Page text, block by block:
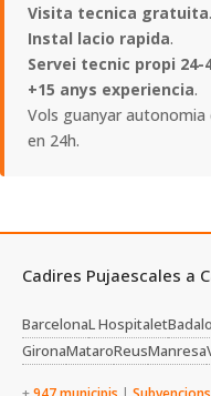
Visita tecnica gratuita.
Instal lacio rapida.
Servei tecnic propi 24-
+15 anys experiencia.
Vols guanyar
en 24h.
Cadires Pujaescales a
BarcelonaL Hospitalet
GironaMataroReusManresa